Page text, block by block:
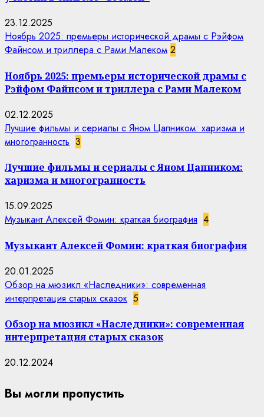
23.12.2025
Ноябрь 2025: премьеры исторической драмы с Рэйфом
Файнсом и триллера с Рами Малеком 2
Ноябрь 2025: премьеры исторической драмы с
Рэйфом Файнсом и триллера с Рами Малеком
02.12.2025
Лучшие фильмы и сериалы с Яном Цапником: харизма и
многогранность 3
Лучшие фильмы и сериалы с Яном Цапником:
харизма и многогранность
15.09.2025
Музыкант Алексей Фомин: краткая биография 4
Музыкант Алексей Фомин: краткая биография
20.01.2025
Обзор на мюзикл «Наследники»: современная
интерпретация старых сказок 5
Обзор на мюзикл «Наследники»: современная
интерпретация старых сказок
20.12.2024
Вы могли пропустить